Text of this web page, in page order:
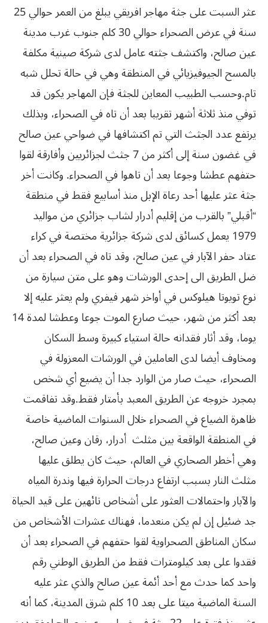
عثر السبت على جثة مهاجر افريقي يبلغ من العمر حوالي 25
سنة في عرض الصحراء حوالي 30 كلم جنوب غرب مدينة
عين صالح، واكتشف جثته عامل لدى شركة صينية مكلفة
بالمسح الجيوفيزيائي في المنطقة وهي في حالة تحلل شبه
تام.وحسب الطبيب المعاين للجثة فإن المهاجر يكون قد
توفي منذ ثلاثة أشهر تقريبا بعد أن تاه في الصحراء، وبذلك
يرتفع عدد الجثث التي تماكتشافها في ضواحي عين صالح
في غضون سنة إلى أكثر من 7 جثث لجزائريين وأفارقة لقوا
حتفهم عطشا وجوعا بعد أن تاهوا في الصحراء.وكانت أخر
جثة عثر عليها أحد رعاة الإبل منذ أسابيع فقط في منطقة
“أقبلي” بالقرب من إقليمأدرار لشاب جزائري من مواليد
1979 يعمل كسائق لدى شركة جزائرية مختصة في كراء
عتادحفر الآبار في عين صالح، وقد تاه في الصحراء بعد أن
ضل الطريق الى إحدى الورشات وهوعلى متن سيارة من
نوع تويوتا هيلوكس في أواخر شهر فيفري ولم يعثر عليه إلا
بعد أكثر
من شهر، حيث صارع الموت جوعا وعطشا لمدة 14
يوما، وقد أثار فقدانه حالة استياءكبيرة وسط السكان
ومخاوف أيضا لدى العاملين في الورشات المعزولة في
الصحراء، حيثصار من الوارد جدا أن يضيع أي شخص
بمجردخروجهعنالطريقالمعبدبأمتارفقط.وقد تفاقمت
ظاهرة الضياع في الصحراء خلال السنوات الماضية خاصة
في المنطقة الواقعة بينمثلث أدرار، رقان وعين صالح،
وهي أخطرالصحاري في العالم، حيث كان يطلق عليها
مثلث النار بسبب ارتفاع درجات الحرارة فيهاوندرة المياه
والآبار واحتمالات العثور على أشخاص تائهين على قيد الحياة
جد ضئيل إنلم يكن منعدما، فهناك عشرات الأشخاص من
سكان المناطق الصحراوية لقوا حتفهم فيالصحراء بعد أن
فقدوا على بعد كيلومترات فقط من الطريق الوطني رقم
واحد كما حدث معأحد أئمة عين صالح والذي عثر عليه
السنة الماضية ميتا على بعد 10 كلم شرق المدينة،
كما أنه